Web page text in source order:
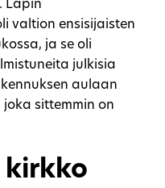
Lapin
valtion ensisijaisten
ja se oli
julkisia
aulaan
sittemmin on
kirkko